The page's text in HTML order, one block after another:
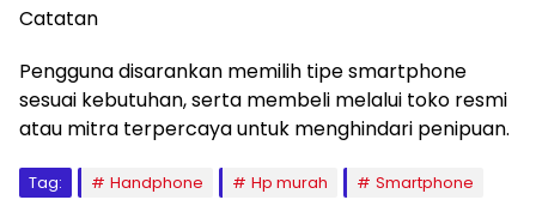
Catatan
Pengguna disarankan memilih tipe smartphone
sesuai kebutuhan, serta membeli melalui toko resmi
atau mitra terpercaya untuk menghindari penipuan.
Tag: Handphone Hp murah Smartphone